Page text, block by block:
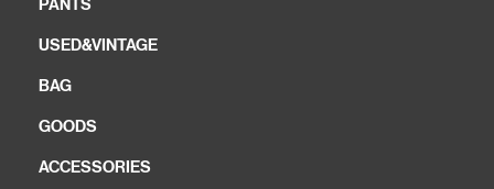
PANTS
USED&VINTAGE
BAG
GOODS
ACCESSORIES